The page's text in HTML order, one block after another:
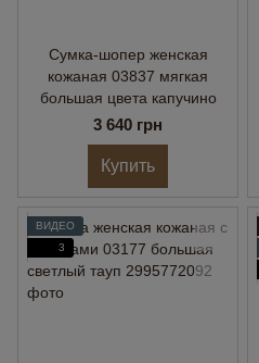
Сумка-шопер женская
кожаная 03837 мягкая
большая цвета капучино
3 640 грн
Купить
ВИДЕО
3